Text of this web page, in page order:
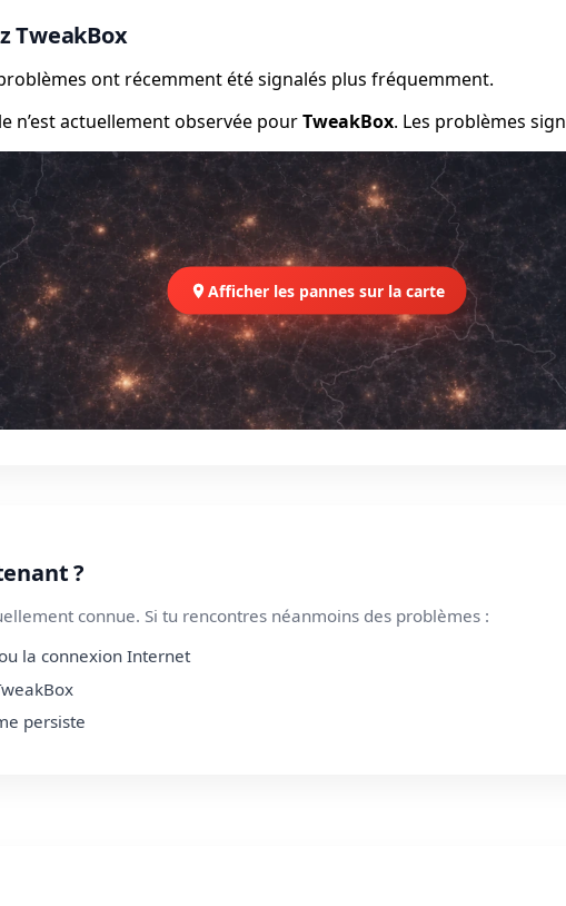
TweakBox
ont récemment été signalés plus fréquemment.
n’est actuellement observée pourTweakBox. Les problèmes
Afficher les pannes sur la carte
?
connue. Si tu rencontres néanmoins des problèmes :
la connexion Internet
persiste